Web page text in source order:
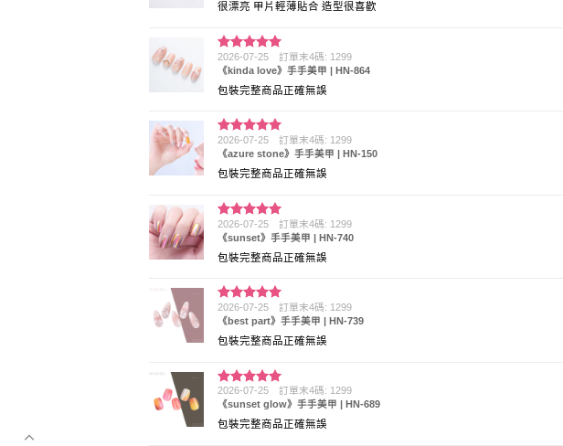
很漂亮 甲片輕薄貼合 造型很喜歡
評分5滿
分 5
2026-07-25
訂單末4碼: 1299
《kinda love》手手美甲 | HN-864
包裝完整商品正確無誤
評分5滿
分 5
2026-07-25
訂單末4碼: 1299
《azure stone》手手美甲 | HN-150
包裝完整商品正確無誤
評分5滿
分 5
2026-07-25
訂單末4碼: 1299
《sunset》手手美甲 | HN-740
包裝完整商品正確無誤
評分5滿
分 5
2026-07-25
訂單末4碼: 1299
《best part》手手美甲 | HN-739
包裝完整商品正確無誤
評分5滿
分 5
2026-07-25
訂單末4碼: 1299
《sunset glow》手手美甲 | HN-689
包裝完整商品正確無誤